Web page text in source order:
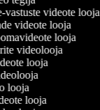
vastuste videote looja
videote looja
looja
videolooja
looja
looja
looja